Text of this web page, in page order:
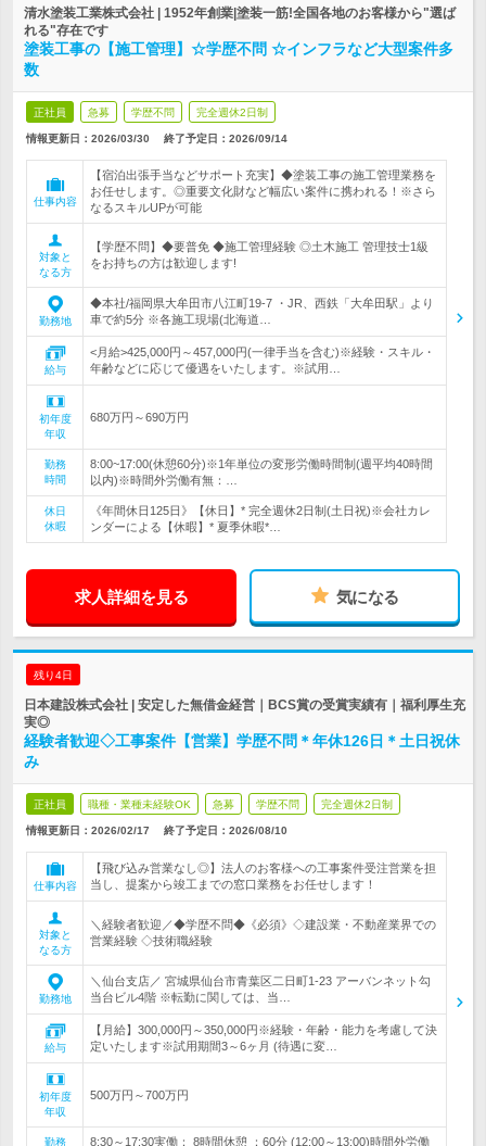
清水塗装工業株式会社 | 1952年創業|塗装一筋!全国各地のお客様から"選ば
れる"存在です
塗装工事の【施工管理】☆学歴不問 ☆インフラなど大型案件多
数
正社員 急募 学歴不問 完全週休2日制
情報更新日：2026/03/30 終了予定日： 2026/09/14
仕事内容
【宿泊出張手当などサポート充実】◆塗装工事の施工管理業務を
お任せします。◎重要文化財など幅広い案件に携われる！※さら
なるスキルUPが可能
対象と
なる方
【学歴不問】◆要普免 ◆施工管理経験 ◎土木施工 管理技士1級
をお持ちの方は歓迎します!
勤務地
◆本社/福岡県大牟田市八江町19-7 ・JR、西鉄「大牟田駅」より
車で約5分 ※各施工現場(北海道…
給与
<月給>425,000円～457,000円(一律手当を含む)※経験・スキル・
年齢などに応じて優遇をいたします。※試用…
初年度
年収
680万円～690万円
勤務
時間
8:00~17:00(休憩60分)※1年単位の変形労働時間制(週平均40時間
以内)※時間外労働有無：…
休日
休暇
《年間休日125日》【休日】* 完全週休2日制(土日祝)※会社カレ
ンダーによる【休暇】* 夏季休暇*…
求人詳細を見る 気になる
残り4日
日本建設株式会社 | 安定した無借金経営｜BCS賞の受賞実績有｜福利厚生充
実◎
経験者歓迎◇工事案件【営業】学歴不問＊年休126日＊土日祝休
み
正社員 職種・業種未経験OK 急募 学歴不問 完全週休2日制
情報更新日：2026/02/17 終了予定日： 2026/08/10
仕事内容
【飛び込み営業なし◎】法人のお客様への工事案件受注営業を担
当し、提案から竣工までの窓口業務をお任せします！
対象と
なる方
＼経験者歓迎／◆学歴不問◆《必須》◇建設業・不動産業界での
営業経験 ◇技術職経験
勤務地
＼仙台支店／ 宮城県仙台市青葉区二日町1-23 アーバンネット勾
当台ビル4階 ※転勤に関しては、当…
給与
【月給】300,000円～350,000円※経験・年齢・能力を考慮して決
定いたします※試用期間3～6ヶ月 (待遇に変…
初年度
年収
500万円～700万円
勤務 8:30～17:30実働： 8時間休憩 ：60分 (12:00～13:00)時間外労働